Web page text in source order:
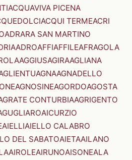
ACQUAVIVA PICENA
ACQUI TERMEACRI
ADRARA SAN MARTINO
ADROAFFIAFFILEAFRAGOLA
AGGIUSAGIRAAGLIANA
AGNAAGNADELLO
AGNOSINEAGORDOAGOSTA
CONTURBIAAGRIGENTO
AICURZIO
AIELLIAIELLO CALABRO
DEL SABATOAIETAAILANO
AIROLEAIRUNOAISONEALA